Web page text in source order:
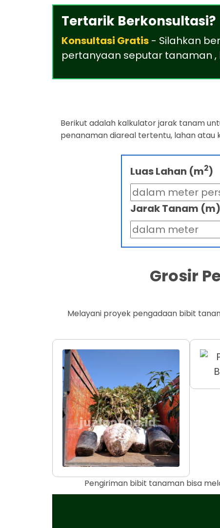
Tertarik Berkonsultasi?
Konsultasi Gratis - Silahkan
pertanyaan seputar tanaman
Berikut adalah kalkulator jarak tanam
penanaman diareal tertentu, lahan atau
Luas Lahan (m2)
Jarak Tanam (m)
Grosir
Melayani proyek pengadaan bibit
Pengiriman bibit tanaman bisa